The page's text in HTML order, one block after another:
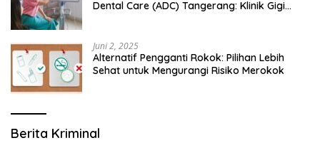
Dental Care (ADC) Tangerang: Klinik Gigi
Juni 2, 2025
Alternatif Pengganti Rokok: Pilihan Lebih
Sehat untuk Mengurangi Risiko Merokok
Berita Kriminal